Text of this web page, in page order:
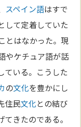
スペイン語はすで
して定着していた
とはなかった。現
やケチュア語が話
ている。こうした
の文化を豊かにし
住民文化との結び
てきたのである。